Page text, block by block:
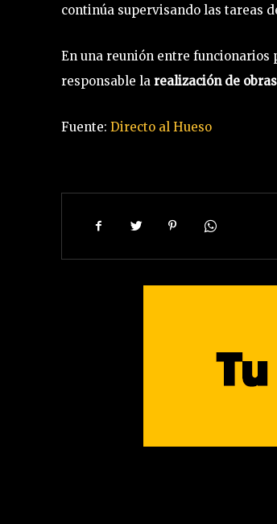
continúa supervisando las tareas
En una reunión entre funcionarios
responsable la realización de
Fuente: Directo al Hueso